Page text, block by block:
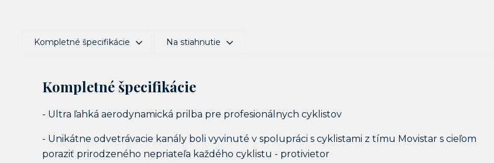
Kompletné špecifikácie Na stiahnutie
Kompletné špecifikácie
- Ultra ľahká aerodynamická prilba pre profesionálnych cyklistov
- Unikátne odvetrávacie kanály boli vyvinuté v spolupráci s cyklistami z tímu Movistar s cieľom
poraziť prirodzeného nepriateľa každého cyklistu - protivietor